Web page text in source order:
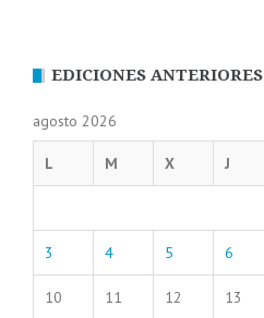
EDICIONES ANTERIORES
agosto 2026
L M X J
3 4 5 6
10 11 12 13